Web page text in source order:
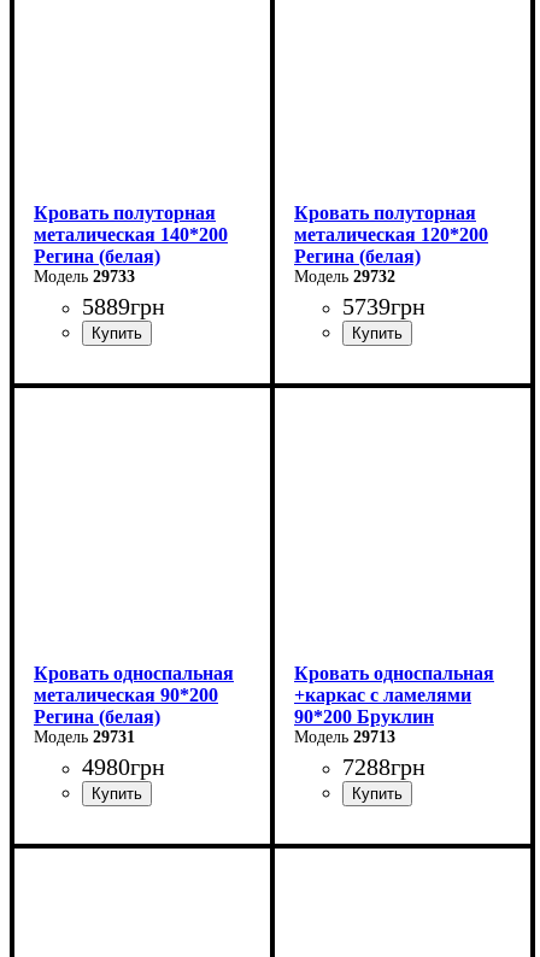
Кровать полуторная
металическая 140*200
Регина (белая)
29733
5889грн
Ширина: 140 см
Кровать полуторная
металическая 120*200
Регина (белая)
29732
5739грн
Ширина: 120 см
Кровать односпальная
металическая 90*200
Регина (белая)
29731
4980грн
Ширина: 90 см
Кровать односпальная
+каркас с ламелями
90*200 Бруклин
29713
7288грн
Ширина: 99 см